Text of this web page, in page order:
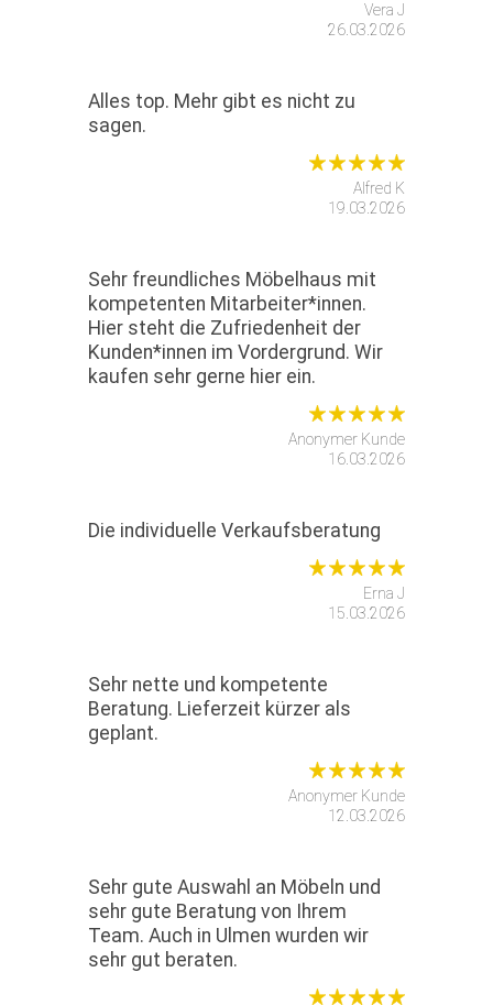
Vera J
26.03.2026
Alles top. Mehr gibt es nicht zu
sagen.
Alfred K
19.03.2026
Sehr freundliches Möbelhaus mit
kompetenten Mitarbeiter*innen.
Hier steht die Zufriedenheit der
Kunden*innen im Vordergrund. Wir
kaufen sehr gerne hier ein.
Anonymer Kunde
16.03.2026
Die individuelle Verkaufsberatung
Erna J
15.03.2026
Sehr nette und kompetente
Beratung. Lieferzeit kürzer als
geplant.
Anonymer Kunde
12.03.2026
Sehr gute Auswahl an Möbeln und
sehr gute Beratung von Ihrem
Team. Auch in Ulmen wurden wir
sehr gut beraten.